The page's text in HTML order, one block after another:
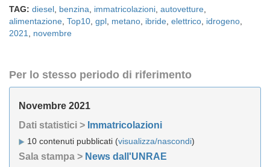
TAG: diesel benzina immatricolazioni autovetture
alimentazione Top10 gpl metano ibride elettrico idrogeno
2021
novembre
Per lo stesso periodo di riferimento
Novembre 2021
Dati statistici > Immatricolazioni
10 contenuti pubblicati (visualizza/nascondi)
Sala stampa > News dall'UNRAE